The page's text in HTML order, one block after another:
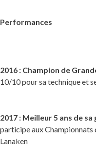
Performances
2016 : Champion de
10/10 pour sa technique et
2017 : Meilleur 5 ans de
participe aux Championnats
Lanaken